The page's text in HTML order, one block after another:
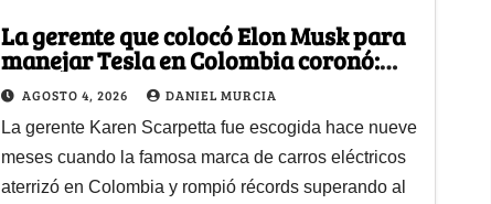
La gerente que colocó Elon Musk para
manejar Tesla en Colombia coronó:
Model Y el carro más vendido
AGOSTO 4, 2026 DANIEL MURCIA
La gerente Karen Scarpetta fue escogida hace nueve
meses cuando la famosa marca de carros eléctricos
aterrizó en Colombia y rompió récords superando al